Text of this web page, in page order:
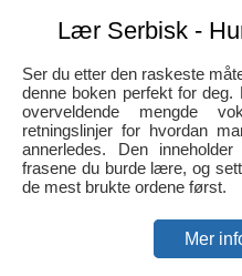
Lær Serbisk -
Ser du etter den raskeste
denne boken perfekt for
overveldende mengde
retningslinjer for hvordan
annerledes. Den
frasene du burde lære, og
de mest brukte ordene først.
Mer